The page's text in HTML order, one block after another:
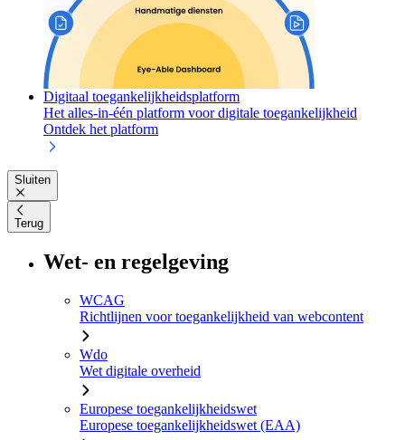
Digitaal toegankelijkheidsplatform
Het alles-in-één platform voor digitale toegankelijkheid
Ontdek het platform
Sluiten
Terug
Wet- en regelgeving
WCAG
Richtlijnen voor toegankelijkheid van webcontent
Wdo
Wet digitale overheid
Europese toegankelijkheidswet
Europese toegankelijkheidswet (EAA)